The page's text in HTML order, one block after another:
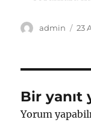
Yazar
admin 23
Bir yanıt
Yorum